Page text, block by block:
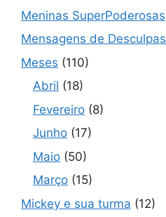
Meninas SuperPoderosas
Mensagens de Desculpas
Meses (110)
Abril (18)
Fevereiro (8)
Junho (17)
Maio (50)
Março (15)
Mickey e sua turma (12)